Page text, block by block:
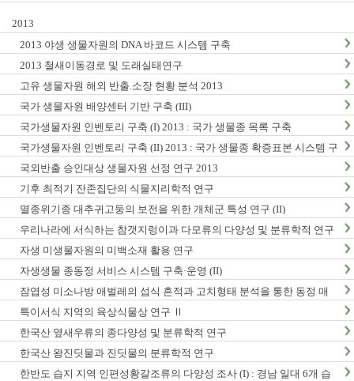
2013
2013 야생 생물자원의 DNA 바코드 시스템 구축
2013 철새이동경로 및 도래실태연구
고유 생물자원 해외 반출.소장 현황 분석 2013
국가 생물자원 배양센터 기반 구축 (III)
국가생물자원 인벤토리 구축 (I) 2013 : 국가 생물종 목록 구축
국가생물자원 인벤토리 구축 (II) 2013 : 국가 생물종 확증표본 시스템 구
축
국외반출 승인대상 생물자원 선정 연구 2013
기후 최적기 잔존집단의 식물지리학적 연구
멸종위기종 대추귀고둥의 보전을 위한 개체군 특성 연구 (II)
우리나라에 서식하는 참갯지렁이과 다모류의 다양성 및 분류학적 연구
(I)
자생 미생물자원의 미백소재 활용 연구
자생생물 종동정 서비스 시스템 구축·운영 (II)
잠엽성 미소나방 애벌레의 섭식 흔적과 고치형태 분석을 통한 동정 매
뉴얼 개발 및 생활사 연구
특이서식 지역의 육상식물상 연구 Ⅱ
한국산 옆새우류의 종다양성 및 분류학적 연구
한국산 왕진딧물과 진딧물의 분류학적 연구
한반도 습지 지역 인편성황갈조류의 다양성 조사 (I) : 경남 일대 6개 습